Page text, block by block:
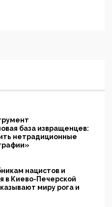
база извращенцев:
нетрадиционные
нацистов и
в Киево-Печерской
миру рога и